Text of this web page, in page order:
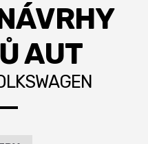
AUT